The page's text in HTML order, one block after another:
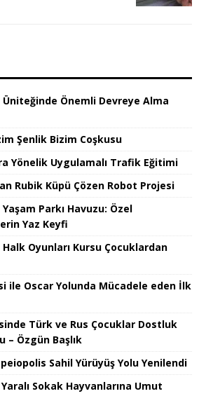
Üniteğinde Önemli Devreye Alma
Şenlik Bizim Coşkusu
Yönelik Uygulamalı Trafik Eğitimi
Rubik Küpü Çözen Robot Projesi
Parkı Havuzu: Özel
Yaz Keyfi
Oyunları Kursu Çocuklardan
ile Oscar Yolunda Mücadele eden İlk
Türk ve Rus Çocuklar Dostluk
– Özgün Başlık
Sahil Yürüyüş Yolu Yenilendi
Sokak Hayvanlarına Umut